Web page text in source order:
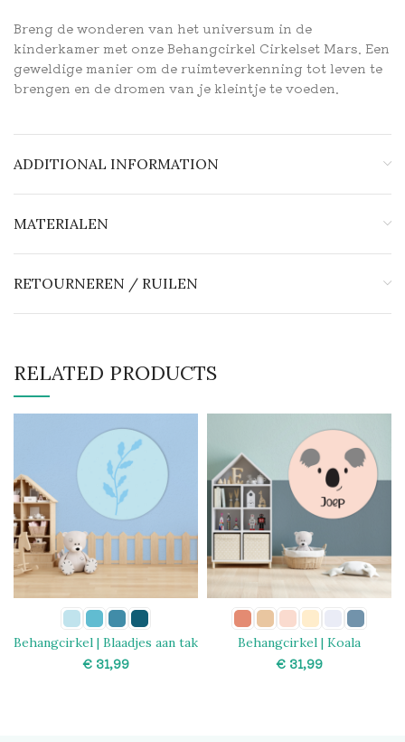
Breng de wonderen van het universum in de
kinderkamer met onze Behangcirkel Cirkelset Mars. Een
geweldige manier om de ruimteverkenning tot leven te
brengen en de dromen van je kleintje te voeden.
ADDITIONAL INFORMATION
MATERIALEN
RETOURNEREN / RUILEN
RELATED PRODUCTS
Behangcirkel | Blaadjes aan tak
€
Behangcirkel | Koala
€